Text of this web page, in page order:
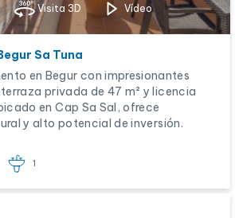
Visita 3D Vídeo
Sa Tuna
en Begur con impresionantes
privada de 47 m² y licencia
en Cap Sa Sal, ofrece
y alto potencial de inversión.
1